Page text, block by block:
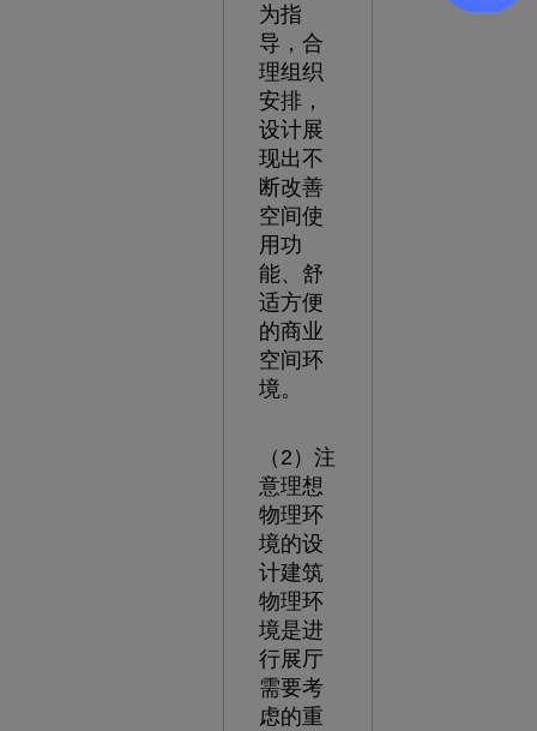
为指
导，合
理组织
安排，
设计展
现出不
断改善
空间使
用功
能、舒
适方便
的商业
空间环
境。
（2）注
意理想
物理环
境的设
计建筑
物理环
境是进
行展厅
需要考
虑的重